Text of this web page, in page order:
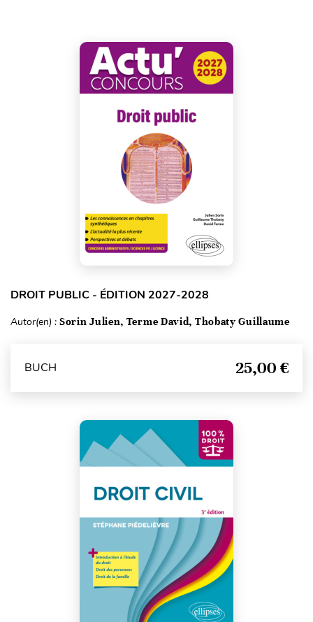
DROIT PUBLIC - ÉDITION 2027-2028
Autor(en) : Sorin Julien, Terme David, Thobaty Guillaume
BUCH 25,00 €